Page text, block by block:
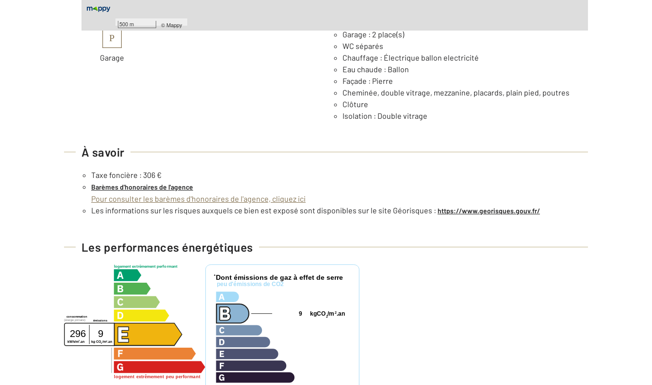
500 m ©Mappy
P
Garage
Garage : 2 place(s)
WC séparés
Chauffage : Électrique ballon electricité
Eau chaude : Ballon
Façade : Pierre
Cheminée, double vitrage, mezzanine, placards, plain pied, poutres
Clôture
Isolation : Double vitrage
À savoir
Taxe foncière : 306 €
Barèmes d'honoraires de l'agence
Pour consulter les barèmes d'honoraires de l'agence, cliquez ici
Les informations sur les risques auxquels ce bien est exposé sont disponibles sur le site Géorisques : https://www.georisques.gouv.fr/
Les performances énergétiques
logement extrêmement performant
logement extrêmement peu performant
consommation
émissions
(énergie primaire)
296 9
kWh/m2 .an kg CO2/m2 .an
* Dont émissions de gaz à effet de serre
peu d'émissions de CO2
kgCO2/m 2.an
9